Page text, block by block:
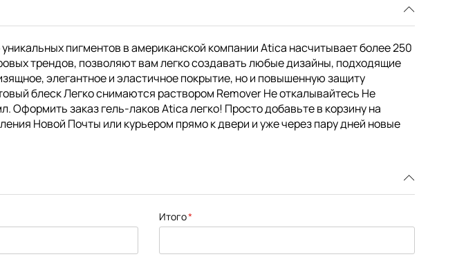
пигментов в американской компании Atica насчитывает более 250
трендов, позволяют вам легко создавать любые дизайны, подходящие
элегантное и эластичное покрытие, но и повышенную защиту
блеск Легко снимаются раствором Remover Не откалывайтесь Не
Оформить заказ гель-лаков Atica легко! Просто добавьте в корзину на
Новой Почты или курьером прямо к двери и уже через пару дней новые
Итого